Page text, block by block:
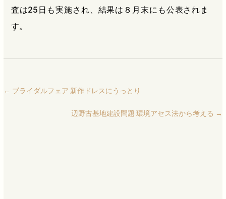
査は25日も実施され、結果は８月末にも公表されま
す。
← ブライダルフェア 新作ドレスにうっとり
辺野古基地建設問題 環境アセス法から考える →